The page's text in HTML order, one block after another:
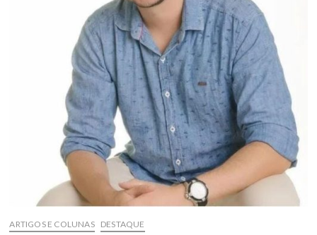
ARTIGOS E COLUNAS DESTAQUE